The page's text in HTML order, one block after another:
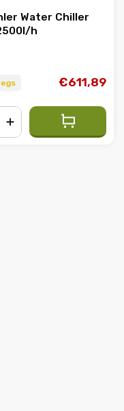
Water Chiller
h
€611,89